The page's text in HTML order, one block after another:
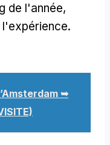
de l'année,
➥